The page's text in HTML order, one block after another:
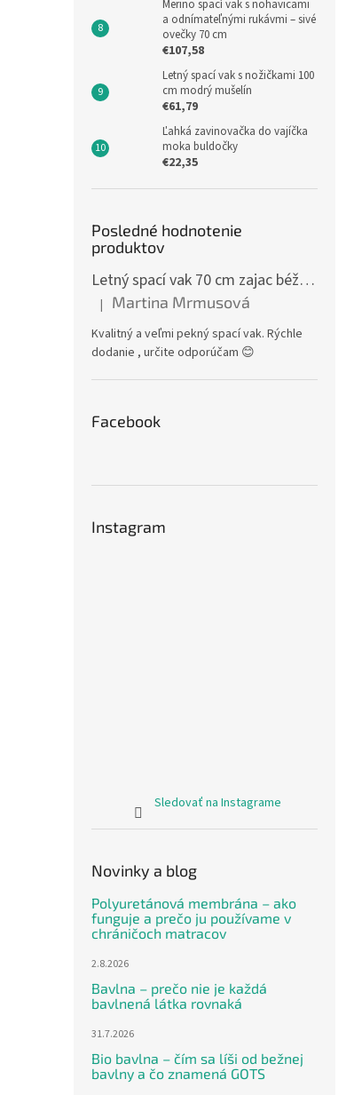
Merino spací vak s nohavicami
a odnímateľnými rukávmi – sivé
ovečky 70 cm
€107,58
Letný spací vak s nožičkami 100
cm modrý mušelín
€61,79
Ľahká zavinovačka do vajíčka
moka buldočky
€22,35
Posledné hodnotenie
produktov
Letný spací vak 70 cm zajac béžový zips na boku
Hodnotenie produktu je 5 z 5 hviezdičiek.
| Martina Mrmusová
Kvalitný a veľmi pekný spací vak. Rýchle
dodanie , určite odporúčam 😊
Facebook
Instagram
Sledovať na Instagrame
Novinky a blog
Polyuretánová membrána – ako
funguje a prečo ju používame v
chráničoch matracov
2.8.2026
Bavlna – prečo nie je každá
bavlnená látka rovnaká
31.7.2026
Bio bavlna – čím sa líši od bežnej
bavlny a čo znamená GOTS